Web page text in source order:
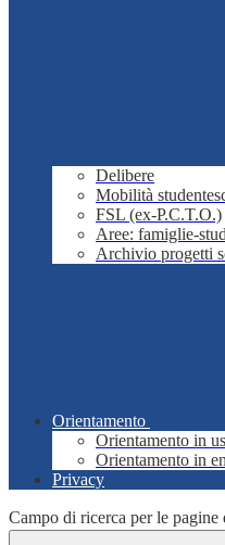
Delibere
Mobilità
FSL (ex-P.C.T.O.)
Aree: famiglie-
Archivio progetti
Orientamento
Orientamento in
Orientamento in
Privacy
Campo di ricerca per le pagine